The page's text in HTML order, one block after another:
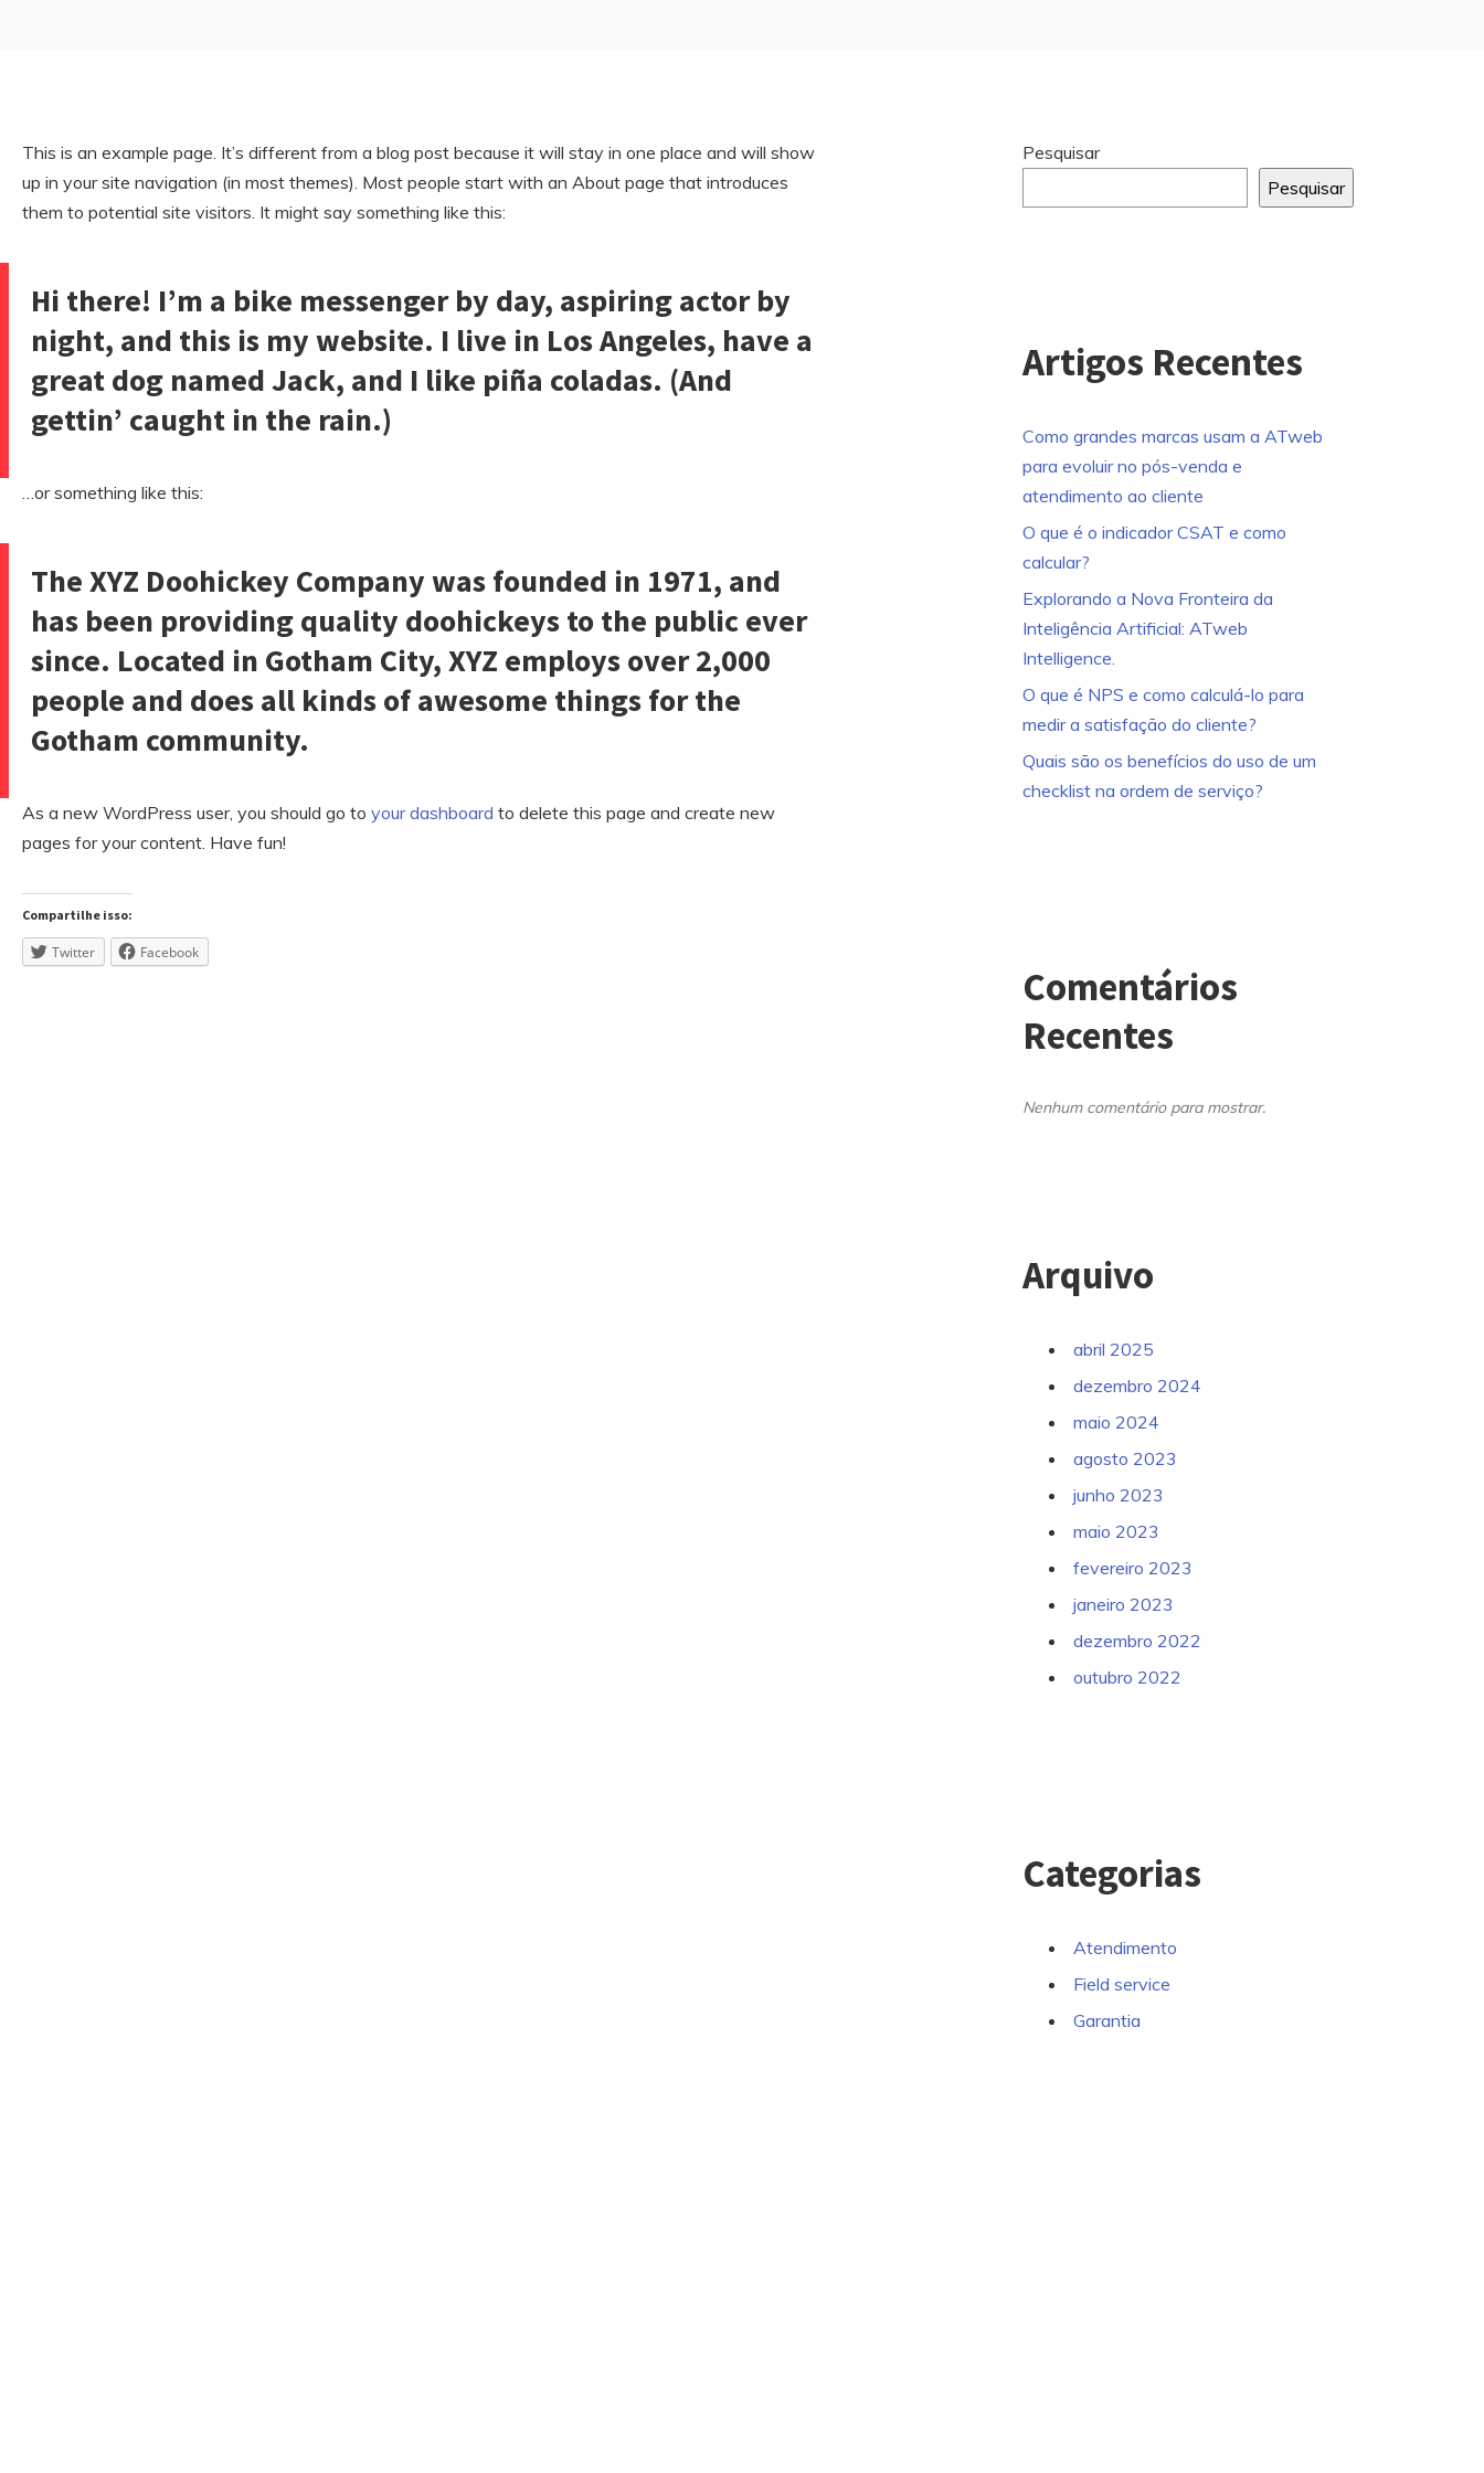
This is an example page. It’s different from a blog post because it will stay in one place and will show
up in your site navigation (in most themes). Most people start with an About page that introduces
them to potential site visitors. It might say something like this:
Hi there! I’m a bike messenger by day, aspiring actor by
night, and this is my website. I live in Los Angeles, have a
great dog named Jack, and I like piña coladas. (And
gettin’ caught in the rain.)
…or something like this:
The XYZ Doohickey Company was founded in 1971, and
has been providing quality doohickeys to the public ever
since. Located in Gotham City, XYZ employs over 2,000
people and does all kinds of awesome things for the
Gotham community.
As a new WordPress user, you should go to your dashboard to delete this page and create new
pages for your content. Have fun!
Compartilhe isso:
Twitter Facebook
Pesquisar
Pesquisar
Artigos Recentes
Como grandes marcas usam a ATweb
para evoluir no pós-venda e
atendimento ao cliente
O que é o indicador CSAT e como
calcular?
Explorando a Nova Fronteira da
Inteligência Artificial: ATweb
Intelligence.
O que é NPS e como calculá-lo para
medir a satisfação do cliente?
Quais são os benefícios do uso de um
checklist na ordem de serviço?
Comentários
Recentes
Nenhum comentário para mostrar.
Arquivo
abril 2025
dezembro 2024
maio 2024
agosto 2023
junho 2023
maio 2023
fevereiro 2023
janeiro 2023
dezembro 2022
outubro 2022
Categorias
Atendimento
Field service
Garantia